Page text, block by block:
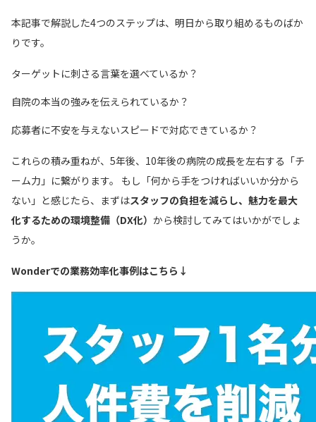
本記事で解説した4つのステップは、明日から取り組めるものばか
りです。
ターゲットに刺さる言葉を選べているか？
自院の本当の強みを伝えられているか？
応募者に不安を与えないスピードで対応できているか？
これらの積み重ねが、5年後、10年後の病院の成長を左右する「チ
ーム力」に繋がります。 もし「何から手をつければいいか分から
ない」と感じたら、まずはスタッフの負担を減らし、魅力を最大
化するための環境整備（DX化） から検討してみてはいかがでしょ
うか。
Wonderでの業務効率化事例はこちら ↓